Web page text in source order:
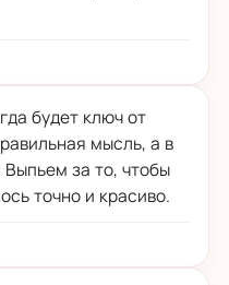
будет ключ от
мысль, а в
за то, чтобы
точно и красиво.